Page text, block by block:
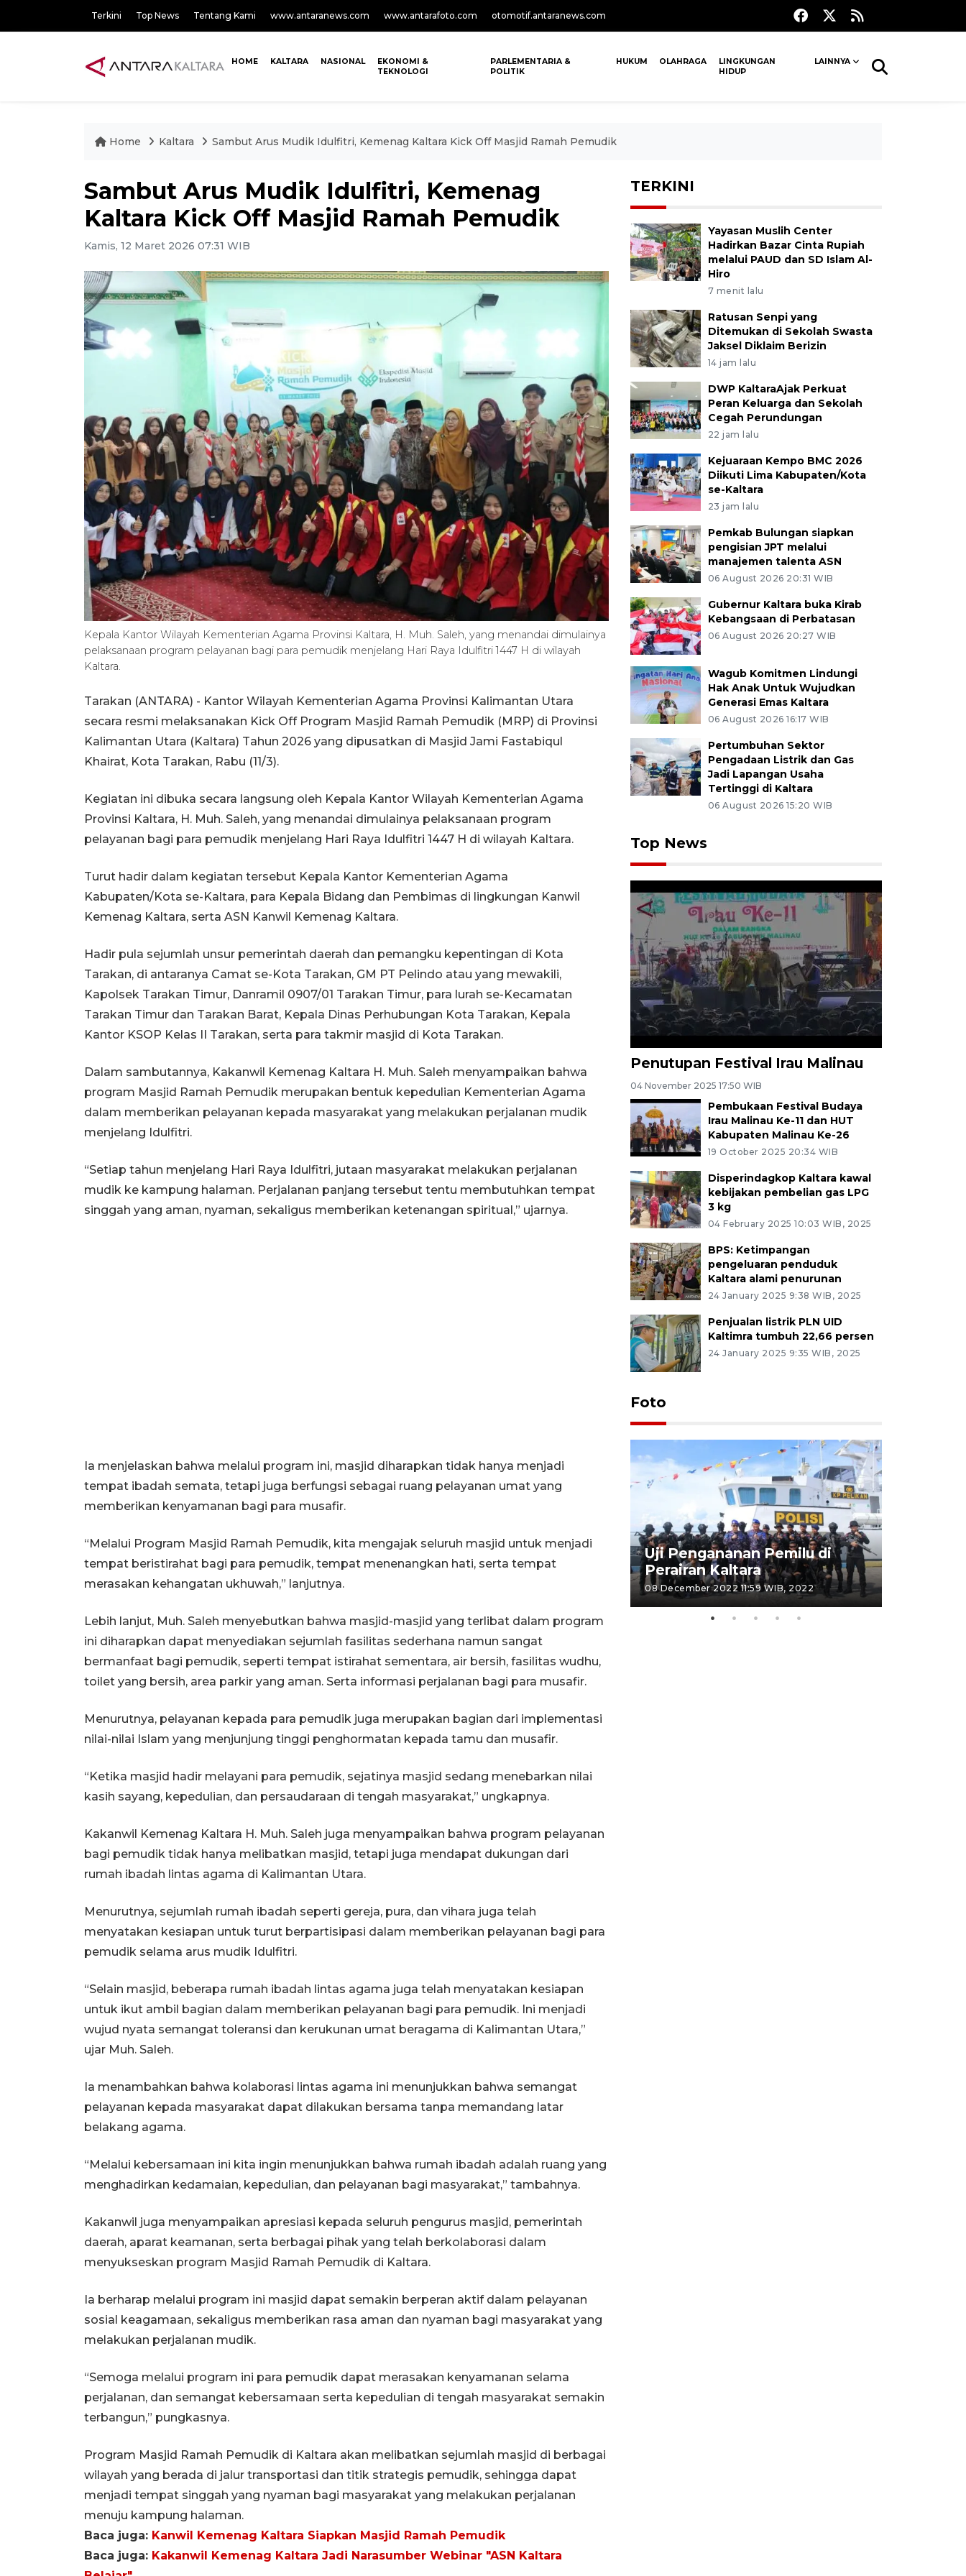
Terkini Top News Tentang Kami www.antaranews.com www.antarafoto.com otomotif.antaranews.com
HOME KALTARA NASIONAL
EKONOMI &
TEKNOLOGI
PARLEMENTARIA &
POLITIK
HUKUM OLAHRAGA
LINGKUNGAN
HIDUP
LAINNYA
Home Kaltara Sambut Arus Mudik Idulfitri, Kemenag Kaltara Kick Off Masjid Ramah Pemudik
Sambut Arus Mudik Idulfitri, Kemenag
Kaltara Kick Off Masjid Ramah Pemudik
Kamis, 12 Maret 2026 07:31 WIB
Kepala Kantor Wilayah Kementerian Agama Provinsi Kaltara, H. Muh. Saleh, yang menandai dimulainya
pelaksanaan program pelayanan bagi para pemudik menjelang Hari Raya Idulfitri 1447 H di wilayah
Kaltara.
Tarakan (ANTARA) - Kantor Wilayah Kementerian Agama Provinsi Kalimantan Utara
secara resmi melaksanakan Kick Off Program Masjid Ramah Pemudik (MRP) di Provinsi
Kalimantan Utara (Kaltara) Tahun 2026 yang dipusatkan di Masjid Jami Fastabiqul
Khairat, Kota Tarakan, Rabu (11/3).
Kegiatan ini dibuka secara langsung oleh Kepala Kantor Wilayah Kementerian Agama
Provinsi Kaltara, H. Muh. Saleh, yang menandai dimulainya pelaksanaan program
pelayanan bagi para pemudik menjelang Hari Raya Idulfitri 1447 H di wilayah Kaltara.
Turut hadir dalam kegiatan tersebut Kepala Kantor Kementerian Agama
Kabupaten/Kota se-Kaltara, para Kepala Bidang dan Pembimas di lingkungan Kanwil
Kemenag Kaltara, serta ASN Kanwil Kemenag Kaltara.
Hadir pula sejumlah unsur pemerintah daerah dan pemangku kepentingan di Kota
Tarakan, di antaranya Camat se-Kota Tarakan, GM PT Pelindo atau yang mewakili,
Kapolsek Tarakan Timur, Danramil 0907/01 Tarakan Timur, para lurah se-Kecamatan
Tarakan Timur dan Tarakan Barat, Kepala Dinas Perhubungan Kota Tarakan, Kepala
Kantor KSOP Kelas II Tarakan, serta para takmir masjid di Kota Tarakan.
Dalam sambutannya, Kakanwil Kemenag Kaltara H. Muh. Saleh menyampaikan bahwa
program Masjid Ramah Pemudik merupakan bentuk kepedulian Kementerian Agama
dalam memberikan pelayanan kepada masyarakat yang melakukan perjalanan mudik
menjelang Idulfitri.
“Setiap tahun menjelang Hari Raya Idulfitri, jutaan masyarakat melakukan perjalanan
mudik ke kampung halaman. Perjalanan panjang tersebut tentu membutuhkan tempat
singgah yang aman, nyaman, sekaligus memberikan ketenangan spiritual,” ujarnya.
Ia menjelaskan bahwa melalui program ini, masjid diharapkan tidak hanya menjadi
tempat ibadah semata, tetapi juga berfungsi sebagai ruang pelayanan umat yang
memberikan kenyamanan bagi para musafir.
“Melalui Program Masjid Ramah Pemudik, kita mengajak seluruh masjid untuk menjadi
tempat beristirahat bagi para pemudik, tempat menenangkan hati, serta tempat
merasakan kehangatan ukhuwah,” lanjutnya.
Lebih lanjut, Muh. Saleh menyebutkan bahwa masjid-masjid yang terlibat dalam program
ini diharapkan dapat menyediakan sejumlah fasilitas sederhana namun sangat
bermanfaat bagi pemudik, seperti tempat istirahat sementara, air bersih, fasilitas wudhu,
toilet yang bersih, area parkir yang aman. Serta informasi perjalanan bagi para musafir.
Menurutnya, pelayanan kepada para pemudik juga merupakan bagian dari implementasi
nilai-nilai Islam yang menjunjung tinggi penghormatan kepada tamu dan musafir.
“Ketika masjid hadir melayani para pemudik, sejatinya masjid sedang menebarkan nilai
kasih sayang, kepedulian, dan persaudaraan di tengah masyarakat,” ungkapnya.
Kakanwil Kemenag Kaltara H. Muh. Saleh juga menyampaikan bahwa program pelayanan
bagi pemudik tidak hanya melibatkan masjid, tetapi juga mendapat dukungan dari
rumah ibadah lintas agama di Kalimantan Utara.
Menurutnya, sejumlah rumah ibadah seperti gereja, pura, dan vihara juga telah
menyatakan kesiapan untuk turut berpartisipasi dalam memberikan pelayanan bagi para
pemudik selama arus mudik Idulfitri.
“Selain masjid, beberapa rumah ibadah lintas agama juga telah menyatakan kesiapan
untuk ikut ambil bagian dalam memberikan pelayanan bagi para pemudik. Ini menjadi
wujud nyata semangat toleransi dan kerukunan umat beragama di Kalimantan Utara,”
ujar Muh. Saleh.
Ia menambahkan bahwa kolaborasi lintas agama ini menunjukkan bahwa semangat
pelayanan kepada masyarakat dapat dilakukan bersama tanpa memandang latar
belakang agama.
“Melalui kebersamaan ini kita ingin menunjukkan bahwa rumah ibadah adalah ruang yang
menghadirkan kedamaian, kepedulian, dan pelayanan bagi masyarakat,” tambahnya.
Kakanwil juga menyampaikan apresiasi kepada seluruh pengurus masjid, pemerintah
daerah, aparat keamanan, serta berbagai pihak yang telah berkolaborasi dalam
menyukseskan program Masjid Ramah Pemudik di Kaltara.
Ia berharap melalui program ini masjid dapat semakin berperan aktif dalam pelayanan
sosial keagamaan, sekaligus memberikan rasa aman dan nyaman bagi masyarakat yang
melakukan perjalanan mudik.
“Semoga melalui program ini para pemudik dapat merasakan kenyamanan selama
perjalanan, dan semangat kebersamaan serta kepedulian di tengah masyarakat semakin
terbangun,” pungkasnya.
Program Masjid Ramah Pemudik di Kaltara akan melibatkan sejumlah masjid di berbagai
wilayah yang berada di jalur transportasi dan titik strategis pemudik, sehingga dapat
menjadi tempat singgah yang nyaman bagi masyarakat yang melakukan perjalanan
menuju kampung halaman.
Baca juga: Kanwil Kemenag Kaltara Siapkan Masjid Ramah Pemudik
Baca juga: Kakanwil Kemenag Kaltara Jadi Narasumber Webinar "ASN Kaltara
TERKINI
Yayasan Muslih Center
Hadirkan Bazar Cinta Rupiah
melalui PAUD dan SD Islam Al-
Hiro
7 menit lalu
Ratusan Senpi yang
Ditemukan di Sekolah Swasta
Jaksel Diklaim Berizin
14 jam lalu
DWP KaltaraAjak Perkuat
Peran Keluarga dan Sekolah
Cegah Perundungan
22 jam lalu
Kejuaraan Kempo BMC 2026
Diikuti Lima Kabupaten/Kota
se-Kaltara
23 jam lalu
Pemkab Bulungan siapkan
pengisian JPT melalui
manajemen talenta ASN
06 August 2026 20:31 WIB
Gubernur Kaltara buka Kirab
Kebangsaan di Perbatasan
06 August 2026 20:27 WIB
Wagub Komitmen Lindungi
Hak Anak Untuk Wujudkan
Generasi Emas Kaltara
06 August 2026 16:17 WIB
Pertumbuhan Sektor
Pengadaan Listrik dan Gas
Jadi Lapangan Usaha
Tertinggi di Kaltara
06 August 2026 15:20 WIB
Top News
Penutupan Festival Irau Malinau
04 November 2025 17:50 WIB
Pembukaan Festival Budaya
Irau Malinau Ke-11 dan HUT
Kabupaten Malinau Ke-26
19 October 2025 20:34 WIB
Disperindagkop Kaltara kawal
kebijakan pembelian gas LPG
3 kg
04 February 2025 10:03 WIB, 2025
BPS: Ketimpangan
pengeluaran penduduk
Kaltara alami penurunan
24 January 2025 9:38 WIB, 2025
Penjualan listrik PLN UID
Kaltimra tumbuh 22,66 persen
24 January 2025 9:35 WIB, 2025
Foto
32 balpres pakaian bekas
dimusnahkan di Markas Kodim
Tarakan
Uji Pengananan Pemilu di
Perairan Kaltara
08 December 2022 11:59 WIB, 2022